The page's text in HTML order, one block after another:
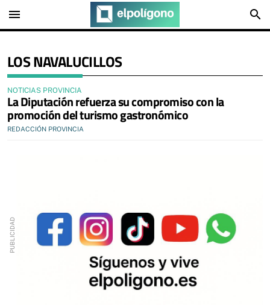
menu search
LOS NAVALUCILLOS
NOTICIAS PROVINCIA
La Diputación refuerza su compromiso con la
promoción del turismo gastronómico
REDACCIÓN PROVINCIA